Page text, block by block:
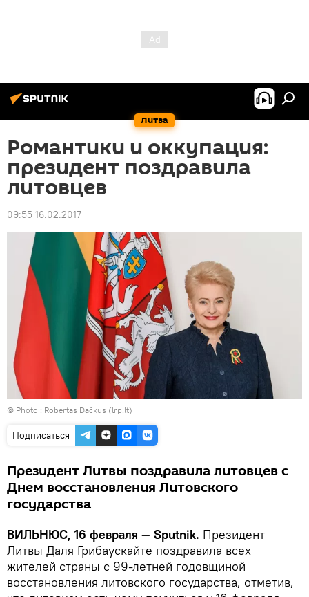
Литва
Романтики и оккупация:
президент поздравила
литовцев
09:55 16.02.2017
© Photo : Robertas Dačkus (lrp.lt)
Подписаться
Президент Литвы поздравила литовцев с
Днем восстановления Литовского
государства
ВИЛЬНЮС, 16 февраля — Sputnik. Президент
Литвы Даля Грибаускайте поздравила всех
жителей страны с 99-летней годовщиной
восстановления литовского государства, отметив,